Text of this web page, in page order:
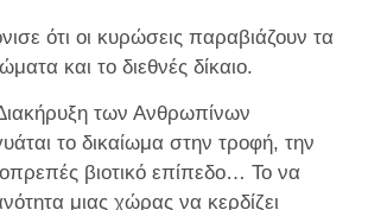
ότι οι κυρώσεις παραβιάζουν τα
και το διεθνές δίκαιο.
των Ανθρωπίνων
το δικαίωμα στην τροφή, την
βιοτικό επίπεδο… Το να
μιας χώρας να κερδίζει